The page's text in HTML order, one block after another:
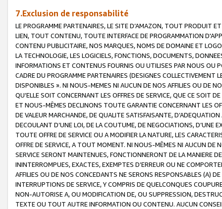
7.Exclusion de responsabilité
LE PROGRAMME PARTENAIRES, LE SITE D’AMAZON, TOUT PRODUIT
LIEN, TOUT CONTENU, TOUTE INTERFACE DE PROGRAMMATION
CONTENU PUBLICITAIRE, NOS MARQUES, NOMS DE DOMAINE ET
LA TECHNOLOGIE, LES LOGICIELS, FONCTIONS, DOCUMENTS,
INFORMATIONS ET CONTENUS FOURNIS OU UTILISES PAR NOUS OU
CADRE DU PROGRAMME PARTENAIRES (DESIGNES COLLECTIVEMENT
DISPONIBLES ». NI NOUS-MEMES NI AUCUN DE NOS AFFILIES OU DE
QU’ELLE SOIT CONCERNANT LES OFFRES DE SERVICE, QUE CE SOIT
ET NOUS-MÊMES DECLINONS TOUTE GARANTIE CONCERNANT LES
DE VALEUR MARCHANDE, DE QUALITE SATISFAISANTE,
DECOULANT D’UNE LOI, DE LA COUTUME, DE NEGOCIATIONS, D’UNE
TOUTE OFFRE DE SERVICE OU A MODIFIER LA NATURE, LES
OFFRE DE SERVICE, A TOUT MOMENT. NI NOUS-MÊMES NI AUCUN DE
SERVICE SERONT MAINTENUES, FONCTIONNERONT DE LA MANIERE
ININTERROMPUES, EXACTES, EXEMPTES D’ERREUR OU NE
AFFILIES OU DE NOS CONCEDANTS NE SERONS RESPONSABLES (A)
INTERRUPTIONS DE SERVICE, Y COMPRIS DE QUELCONQUES
NON-AUTORISE A, OU MODIFICATION DE, OU SUPPRESSION,
TEXTE OU TOUT AUTRE INFORMATION OU CONTENU. AUCUN